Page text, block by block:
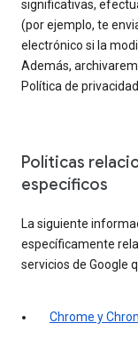
significativas,
(por ejemplo, te
electrónico si la
Además,
Política de
Políticas
específicos
La siguiente
específicamente
servicios de Google
Chrome y